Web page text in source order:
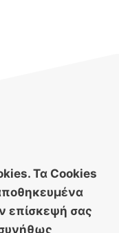
Τα Cookies
επίσκεψή σας